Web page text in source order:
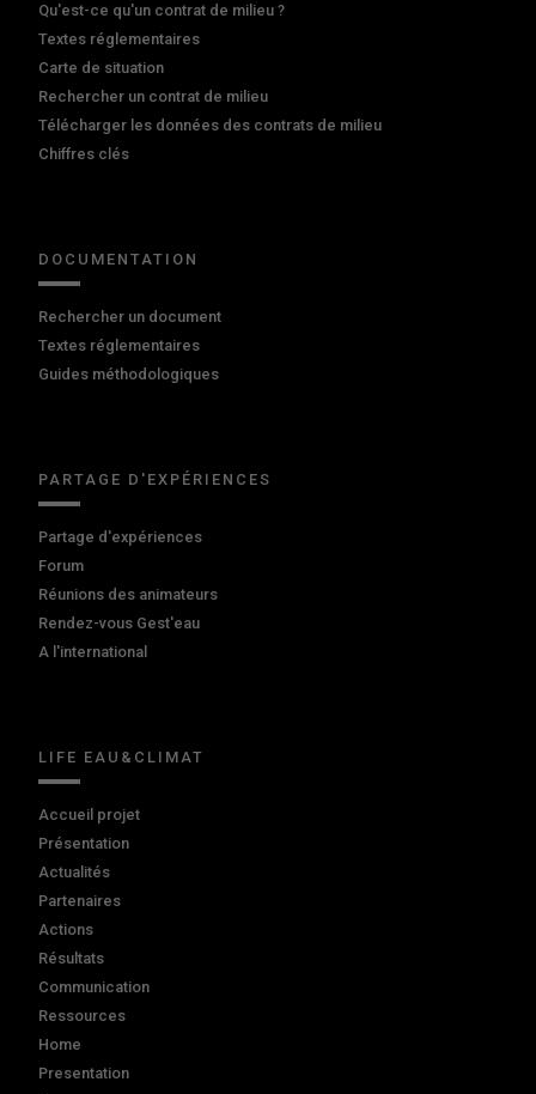
Qu'est-ce qu'un contrat de milieu ?
Textes réglementaires
Carte de situation
Rechercher un contrat de milieu
Télécharger les données des contrats de milieu
Chiffres clés
DOCUMENTATION
Rechercher un document
Textes réglementaires
Guides méthodologiques
PARTAGE D'EXPÉRIENCES
Partage d'expériences
Forum
Réunions des animateurs
Rendez-vous Gest'eau
A l'international
LIFE EAU&CLIMAT
Accueil projet
Présentation
Actualités
Partenaires
Actions
Résultats
Communication
Ressources
Home
Presentation